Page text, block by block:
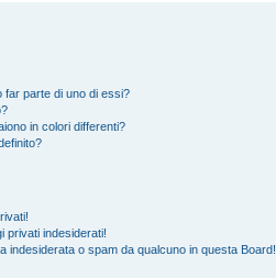
far parte di uno di essi?
in colori differenti?
privati indesiderati!
indesiderata o spam da qualcuno in questa Board!